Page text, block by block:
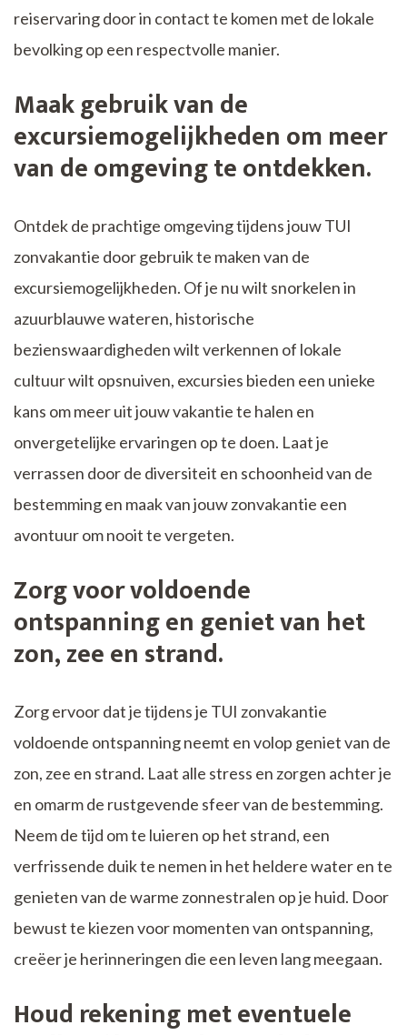
reiservaring door in contact te komen met de lokale
bevolking op een respectvolle manier.
Maak gebruik van de
excursiemogelijkheden om meer
van de omgeving te ontdekken.
Ontdek de prachtige omgeving tijdens jouw TUI
zonvakantie door gebruik te maken van de
excursiemogelijkheden. Of je nu wilt snorkelen in
azuurblauwe wateren, historische
bezienswaardigheden wilt verkennen of lokale
cultuur wilt opsnuiven, excursies bieden een unieke
kans om meer uit jouw vakantie te halen en
onvergetelijke ervaringen op te doen. Laat je
verrassen door de diversiteit en schoonheid van de
bestemming en maak van jouw zonvakantie een
avontuur om nooit te vergeten.
Zorg voor voldoende
ontspanning en geniet van het
zon, zee en strand.
Zorg ervoor dat je tijdens je TUI zonvakantie
voldoende ontspanning neemt en volop geniet van de
zon, zee en strand. Laat alle stress en zorgen achter je
en omarm de rustgevende sfeer van de bestemming.
Neem de tijd om te luieren op het strand, een
verfrissende duik te nemen in het heldere water en te
genieten van de warme zonnestralen op je huid. Door
bewust te kiezen voor momenten van ontspanning,
creëer je herinneringen die een leven lang meegaan.
Houd rekening met eventuele